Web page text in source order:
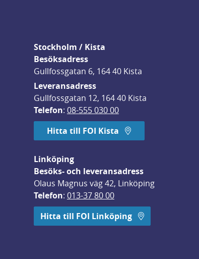
öppnas i nytt fönster.
Stockholm / Kista
Besöksadress
Gullfossgatan 6, 164 40 Kista
Leveransadress
Gullfossgatan 12, 164 40 Kista
Telefon: 08-555 030 00
Hitta till FOI Kista
Linköping
Besöks- och leveransadress
Olaus Magnus väg 42, Linköping
Telefon: 013-37 80 00
Hitta till FOI Linköping